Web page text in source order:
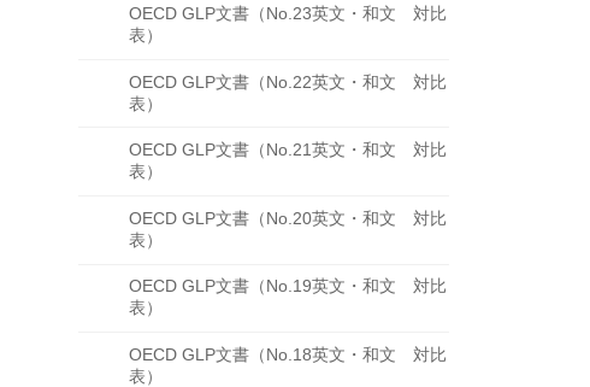
OECD GLP文書（No.23英文・和文 対比
表）
OECD GLP文書（No.22英文・和文 対比
表）
OECD GLP文書（No.21英文・和文 対比
表）
OECD GLP文書（No.20英文・和文 対比
表）
OECD GLP文書（No.19英文・和文 対比
表）
OECD GLP文書（No.18英文・和文 対比
表）